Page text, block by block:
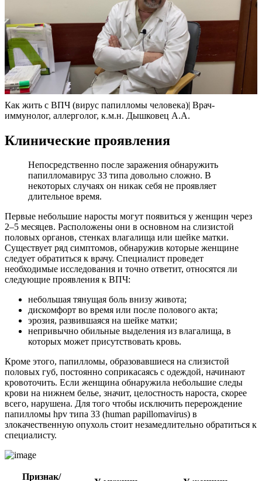
Как жить с ВПЧ (вирус папилломы человека)| Врач-
иммунолог, аллерголог, к.м.н. Дышковец А.А.
Клинические проявления
Непосредственно после заражения обнаружить
папилломавирус 33 типа довольно сложно. В
некоторых случаях он никак себя не проявляет
длительное время.
Первые небольшие наросты могут появиться у женщин через
2–5 месяцев. Расположены они в основном на слизистой
половых органов, стенках влагалища или шейке матки.
Существует ряд симптомов, обнаружив которые женщине
следует обратиться к врачу. Специалист проведет
необходимые исследования и точно ответит, относятся ли
следующие проявления к ВПЧ:
небольшая тянущая боль внизу живота;
дискомфорт во время или после полового акта;
эрозия, развившаяся на шейке матки;
непривычно обильные выделения из влагалища, в
которых может присутствовать кровь.
Кроме этого, папилломы, образовавшиеся на слизистой
половых губ, постоянно соприкасаясь с одеждой, начинают
кровоточить. Если женщина обнаружила небольшие следы
крови на нижнем белье, значит, целостность нароста, скорее
всего, нарушена. Для того чтобы исключить перерождение
папилломы hpv типа 33 (human papillomavirus) в
злокачественную опухоль стоит незамедлительно обратиться к
специалисту.
Признак/